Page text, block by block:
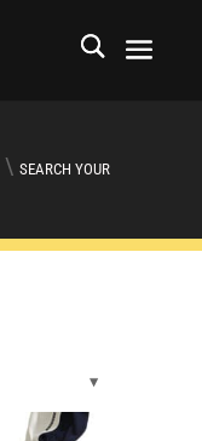
\ SEARCH YOUR